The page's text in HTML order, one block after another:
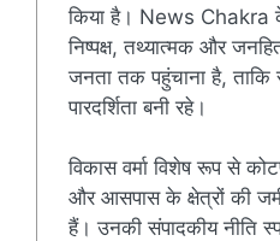
किया है। News Chakra
निष्पक्ष, तथ्यात्मक और
जनता तक पहुंचाना है,
पारदर्शिता बनी रहे।
विकास वर्मा विशेष रूप से
और आसपास के क्षेत्रों की
हैं। उनकी संपादकीय नीति